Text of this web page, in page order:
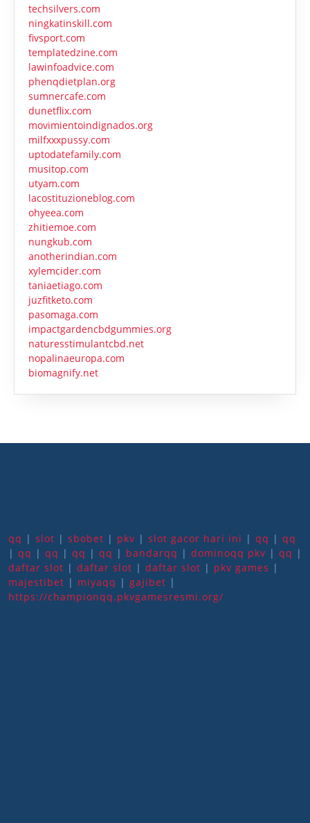
techsilvers.com
ningkatinskill.com
fivsport.com
templatedzine.com
lawinfoadvice.com
phenqdietplan.org
sumnercafe.com
dunetflix.com
movimientoindignados.org
milfxxxpussy.com
uptodatefamily.com
musitop.com
utyam.com
lacostituzioneblog.com
ohyeea.com
zhitiemoe.com
nungkub.com
anotherindian.com
xylemcider.com
taniaetiago.com
juzfitketo.com
pasomaga.com
impactgardencbdgummies.org
naturesstimulantcbd.net
nopalinaeuropa.com
biomagnify.net
qq | slot | sbobet | pkv | slot gacor hari ini | qq | qq
| qq | qq | qq | qq | bandarqq | dominoqq pkv | qq |
daftar slot | daftar slot | daftar slot | pkv games |
majestibet | miyaqq | gajibet |
https://championqq.pkvgamesresmi.org/